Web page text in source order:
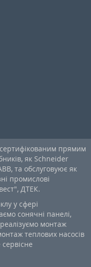
прямим
як Schneider
та обслуговуює як
промислові
ДТЕК.
у сфері
сонячні панелі,
реалізуємо монтаж
теплових насосів